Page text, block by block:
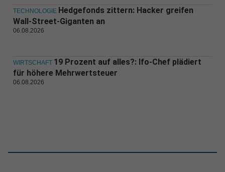
TECHNOLOGIE Hedgefonds zittern: Hacker greifen
Wall-Street-Giganten an
06.08.2026
WIRTSCHAFT 19 Prozent auf alles?: Ifo-Chef plädiert
für höhere Mehrwertsteuer
06.08.2026